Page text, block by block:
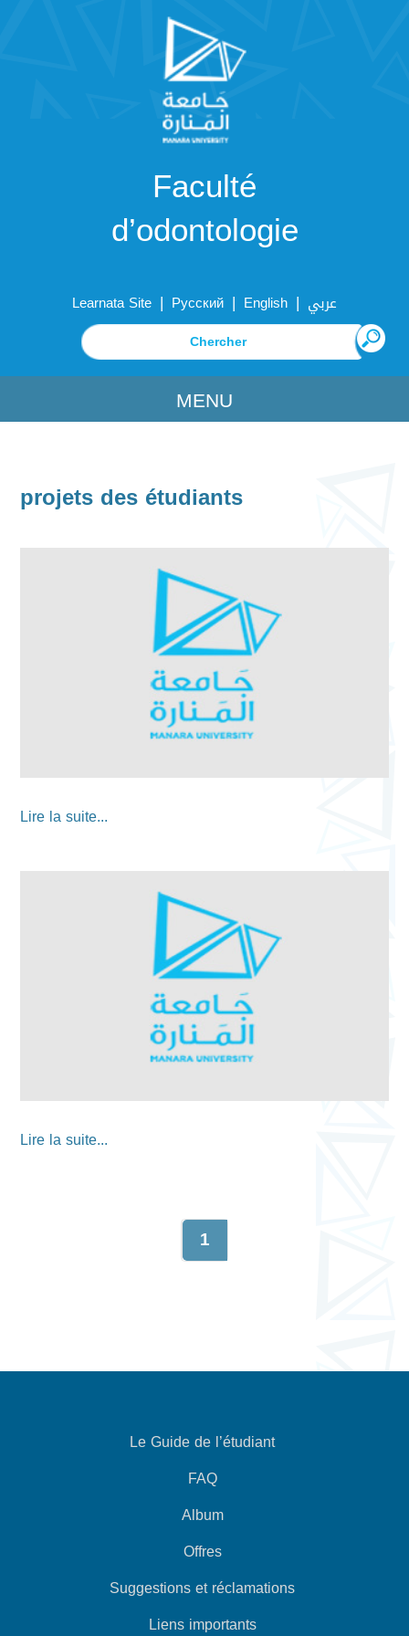
Faculté
d’odontologie
Learnata Site | Русский | English | عربي
MENU
projets des étudiants
Lire la suite...
Lire la suite...
1
Le Guide de l’étudiant
FAQ
Album
Offres
Suggestions et réclamations
Liens importants